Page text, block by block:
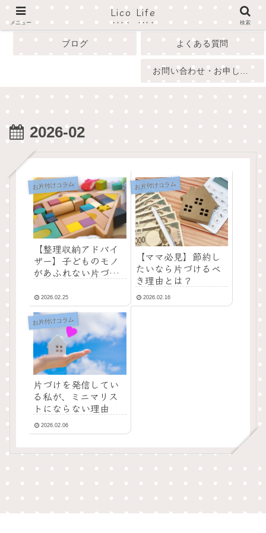
ブログ よくある質問
2026-02
お片付けコラム
【整理収納アドバイ
ザー】子どものモノ
があふれない片づけ
2026.02.25
お片付けコラム
【ママ必見】節約し
たいなら片づけるべ
き理由とは？
2026.02.16
お片付けコラム
片づけを発信してい
る私が、ミニマリス
トにならない理由
2026.02.06
メニュー
Lico Life
検索